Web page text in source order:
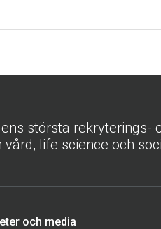
största rekryterings-
vård, life science och
och media